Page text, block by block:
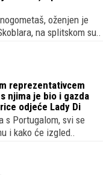
Antonio se
za dvogodišnju
oženjen je
na splitskom su..
s portugalskim
odjeće Lady Di